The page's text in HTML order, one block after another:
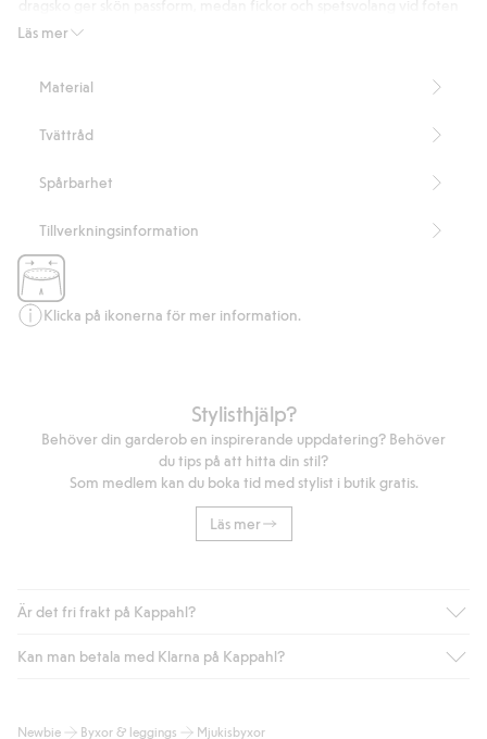
Läs mer
adderar charm. En tidlös favorit som gärna får syskonmatchas.
Organic cotton- GOTS
Material
Tvättråd
Spårbarhet
Tillverkningsinformation
Klicka på ikonerna för mer information.
Stylisthjälp?
Behöver din garderob en inspirerande uppdatering? Behöver
du tips på att hitta din stil?
Som medlem kan du boka tid med stylist i butik gratis.
Läs mer
Är det fri frakt på Kappahl?
Är du medlem i Kappahl Club har du alltid gratis frakt till butik
automatik efter du loggat in och identifierats som medlem.
Kan man betala med Klarna på Kappahl?
Newbie Byxor & leggings Mjukisbyxor